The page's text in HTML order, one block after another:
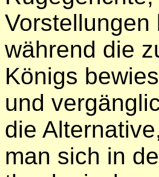
Vorstellungen
während die
Königs
und
die
man sich in